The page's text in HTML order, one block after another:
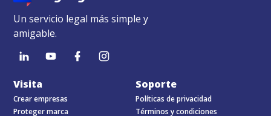
Un servicio legal más simple y
amigable.
Visita
Crear empresas
Proteger marca
Soporte
Políticas de privacidad
Términos y condiciones